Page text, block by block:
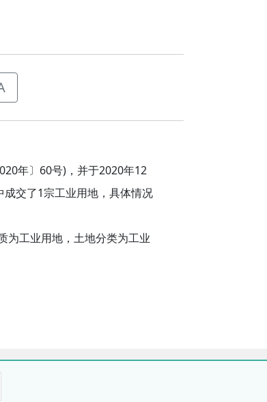
年〕60号)，并于2020年12
成交了1 宗工业用地 ，具体情况
为工业用地， 土地分类为工业